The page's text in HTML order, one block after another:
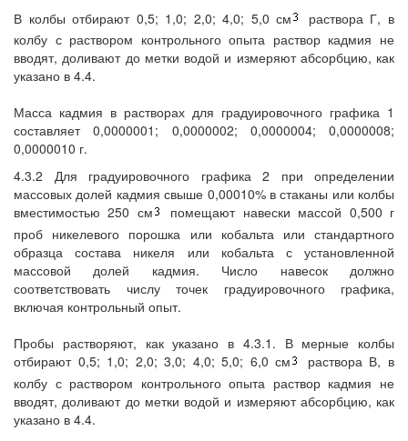
В колбы отбирают 0,5; 1,0; 2,0; 4,0; 5,0 см
раствора Г, в
колбу с раствором контрольного опыта раствор кадмия не
вводят, доливают до метки водой и измеряют абсорбцию, как
указано в 4.4.
Масса кадмия в растворах для градуировочного графика 1
составляет 0,0000001; 0,0000002; 0,0000004; 0,0000008;
0,0000010 г.
4.3.2 Для градуировочного графика 2 при определении
массовых долей кадмия свыше 0,00010% в стаканы или колбы
вместимостью 250 см
помещают навески массой 0,500 г
проб никелевого порошка или кобальта или стандартного
образца состава никеля или кобальта с установленной
массовой долей кадмия. Число навесок должно
соответствовать числу точек градуировочного графика,
включая контрольный опыт.
Пробы растворяют, как указано в 4.3.1. В мерные колбы
отбирают 0,5; 1,0; 2,0; 3,0; 4,0; 5,0; 6,0 см
раствора В, в
колбу с раствором контрольного опыта раствор кадмия не
вводят, доливают до метки водой и измеряют абсорбцию, как
указано в 4.4.